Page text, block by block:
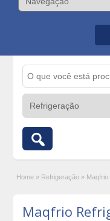
Home » Refrigeração »
Maqfrio